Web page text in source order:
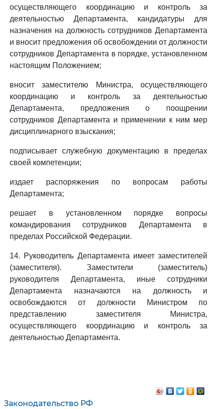
Законодательство РФ
осуществляющего координацию и контроль за
деятельностью Департамента, кандидатуры для
назначения на должность сотрудников Департамента
и вносит предложения об освобождении от должности
сотрудников Департамента в порядке, установленном
настоящим Положением;
вносит заместителю Министра, осуществляющего
координацию и контроль за деятельностью
Департамента, предложения о поощрении
сотрудников Департамента и применении к ним мер
дисциплинарного взыскания;
подписывает служебную документацию в пределах
своей компетенции;
издает распоряжения по вопросам работы
Департамента;
решает в установленном порядке вопросы
командирования сотрудников Департамента в
пределах Российской Федерации.
14. Руководитель Департамента имеет заместителей
(заместителя). Заместители (заместитель)
руководителя Департамента, иные сотрудники
Департамента назначаются на должность и
освобождаются от должности Министром по
представлению заместителя Министра,
осуществляющего координацию и контроль за
деятельностью Департамента.